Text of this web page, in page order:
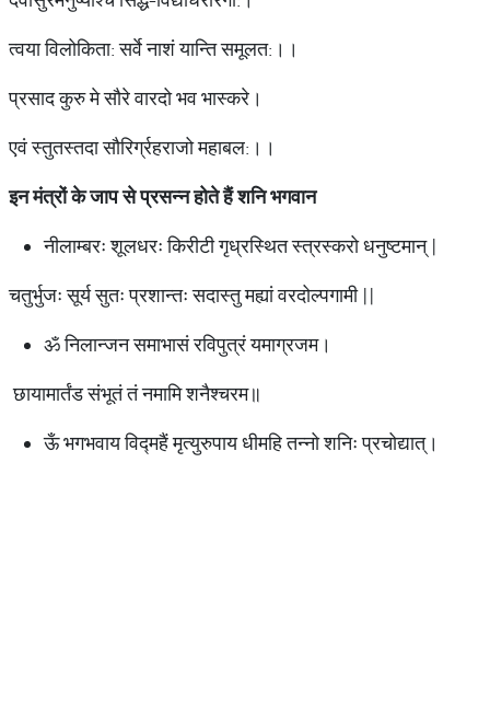
त्वया विलोकिता: सर्वे नाशं यान्ति समूलत:।।
प्रसाद कुरु मे सौरे वारदो भव भास्करे।
एवं स्तुतस्तदा सौरिर्ग्रहराजो महाबल:।।
इनमंत्रोंकेजापसेप्रसन्नहोतेहैंशनिभगवान
नीलाम्बरः शूलधरः किरीटी गृध्रस्थित स्त्रस्करो धनुष्टमान् |
चतुर्भुजः सूर्य सुतः प्रशान्तः सदास्तु मह्यां वरदोल्पगामी ||
ॐ निलान्जन समाभासं रविपुत्रं यमाग्रजम।
छायामार्तंड संभूतं तं नमामि शनैश्चरम॥
ऊँ भगभवाय विद्महैं मृत्युरुपाय धीमहि तन्नो शनिः प्रचोद्यात्।